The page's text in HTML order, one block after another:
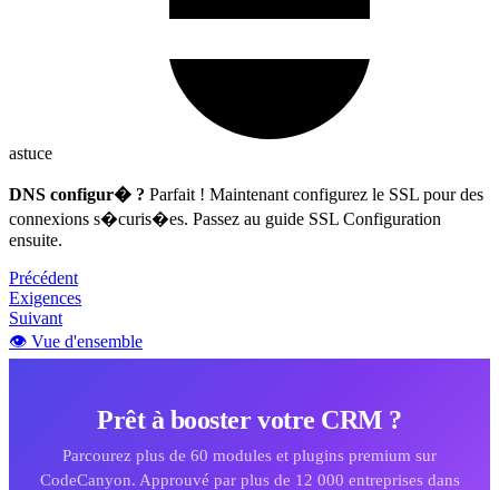
astuce
DNS configur� ? Parfait ! Maintenant configurez le SSL pour des
connexions s�curis�es. Passez au guide SSL Configuration
ensuite.
Précédent
Exigences
Suivant
👁️ Vue d'ensemble
Prêt à booster votre CRM ?
Parcourez plus de 60 modules et plugins premium sur
CodeCanyon. Approuvé par plus de 12 000 entreprises dans